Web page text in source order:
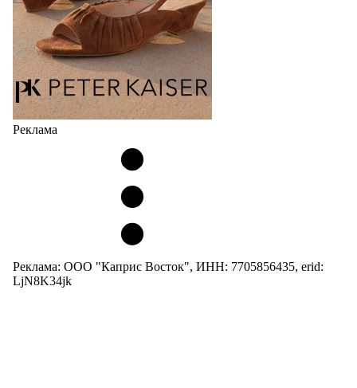
Реклама
Реклама: ООО "Каприс Восток", ИНН: 7705856435, erid:
LjN8K34jk